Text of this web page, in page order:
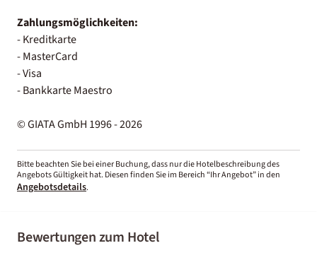
Zahlungsmöglichkeiten:
- Kreditkarte
- MasterCard
- Visa
- Bankkarte Maestro
© GIATA GmbH 1996 - 2026
Bitte beachten Sie bei einer Buchung, dass nur die Hotelbeschreibung des
Angebots Gültigkeit hat. Diesen finden Sie im Bereich “Ihr Angebot” in den
Angebotsdetails.
Bewertungen zum Hotel